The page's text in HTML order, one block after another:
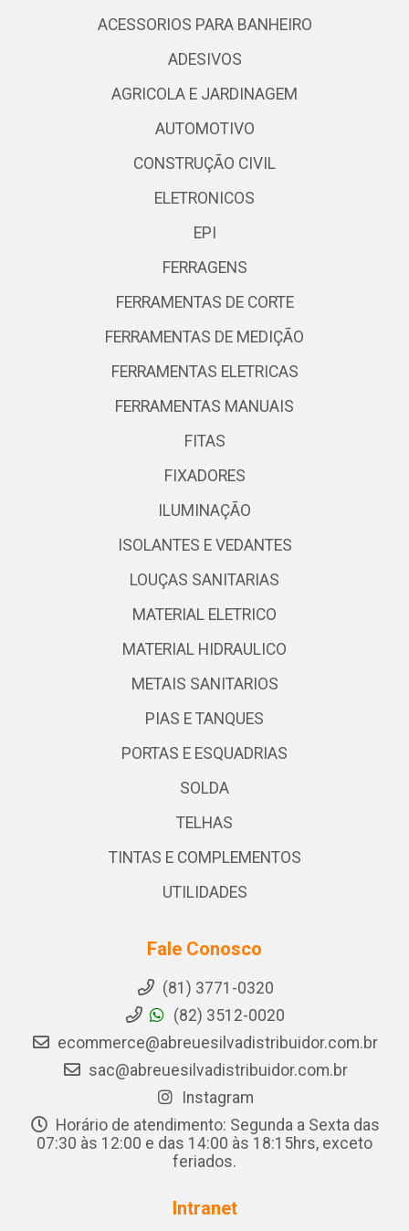
ACESSORIOS PARA BANHEIRO
ADESIVOS
AGRICOLA E JARDINAGEM
AUTOMOTIVO
CONSTRUÇÃO CIVIL
ELETRONICOS
EPI
FERRAGENS
FERRAMENTAS DE CORTE
FERRAMENTAS DE MEDIÇÃO
FERRAMENTAS ELETRICAS
FERRAMENTAS MANUAIS
FITAS
FIXADORES
ILUMINAÇÃO
ISOLANTES E VEDANTES
LOUÇAS SANITARIAS
MATERIAL ELETRICO
MATERIAL HIDRAULICO
METAIS SANITARIOS
PIAS E TANQUES
PORTAS E ESQUADRIAS
SOLDA
TELHAS
TINTAS E COMPLEMENTOS
UTILIDADES
Fale Conosco
(81) 3771-0320
(82) 3512-0020
ecommerce@abreuesilvadistribuidor.com.br
sac@abreuesilvadistribuidor.com.br
Instagram
Horário de atendimento: Segunda a Sexta das
07:30 às 12:00 e das 14:00 às 18:15hrs, exceto
feriados.
Intranet